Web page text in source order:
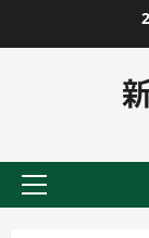
ン
に
プ